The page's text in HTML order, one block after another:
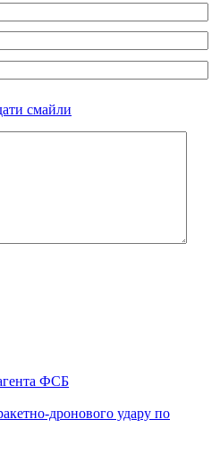
смайли
ФСБ
дронового удару по